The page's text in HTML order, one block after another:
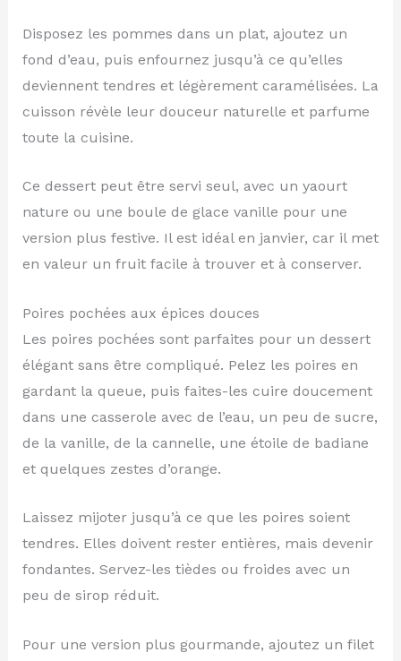
Disposez les pommes dans un plat, ajoutez un
fond d’eau, puis enfournez jusqu’à ce qu’elles
deviennent tendres et légèrement caramélisées. La
cuisson révèle leur douceur naturelle et parfume
toute la cuisine.
Ce dessert peut être servi seul, avec un yaourt
nature ou une boule de glace vanille pour une
version plus festive. Il est idéal en janvier, car il met
en valeur un fruit facile à trouver et à conserver.
Poires pochées aux épices douces
Les poires pochées sont parfaites pour un dessert
élégant sans être compliqué. Pelez les poires en
gardant la queue, puis faites-les cuire doucement
dans une casserole avec de l’eau, un peu de sucre,
de la vanille, de la cannelle, une étoile de badiane
et quelques zestes d’orange.
Laissez mijoter jusqu’à ce que les poires soient
tendres. Elles doivent rester entières, mais devenir
fondantes. Servez-les tièdes ou froides avec un
peu de sirop réduit.
Pour une version plus gourmande, ajoutez un filet